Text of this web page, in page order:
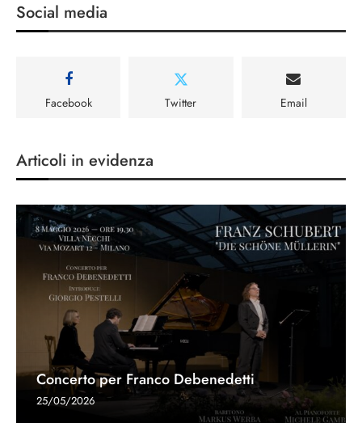
Social media
Facebook Twitter Email
Articoli in evidenza
Concerto per Franco Debenedetti
25/05/2026